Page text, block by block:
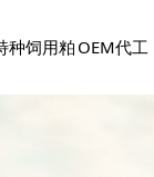
种饲用粕 OEM代工